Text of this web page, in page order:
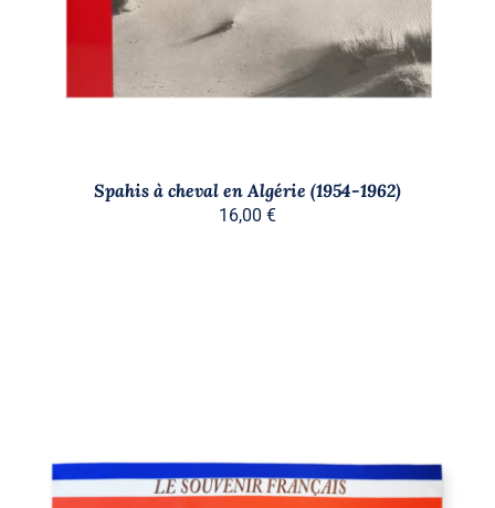
Spahis à cheval en Algérie (1954-1962)
16,00 €
AJOUTER AU PANIER
/